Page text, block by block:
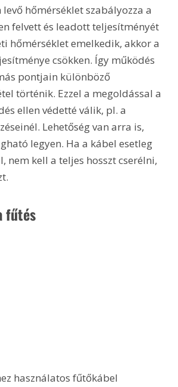
hőmérséklet szabályozza a
felvett és leadott teljesítményét
hőmérséklet emelkedik, akkor a
csökken. Így működés
pontjain különböző
történik. Ezzel a megoldással a
ellen védetté válik, pl. a
Lehetőség van arra is,
legyen. Ha a kábel esetleg
nem kell a teljes hosszt cserélni,
fűtés
használatos fűtőkábel